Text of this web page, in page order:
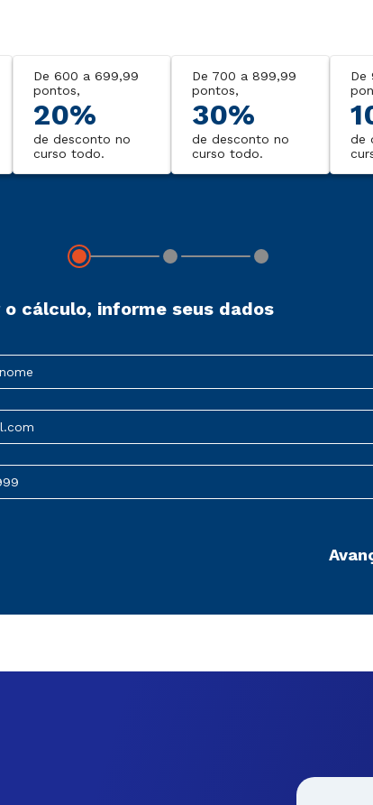
De 600 a 699,99
pontos,
20%
de desconto no
curso todo.
De 700 a 899,99
pontos,
30%
de desconto no
curso todo.
De
de
o cálculo, informe seus dados